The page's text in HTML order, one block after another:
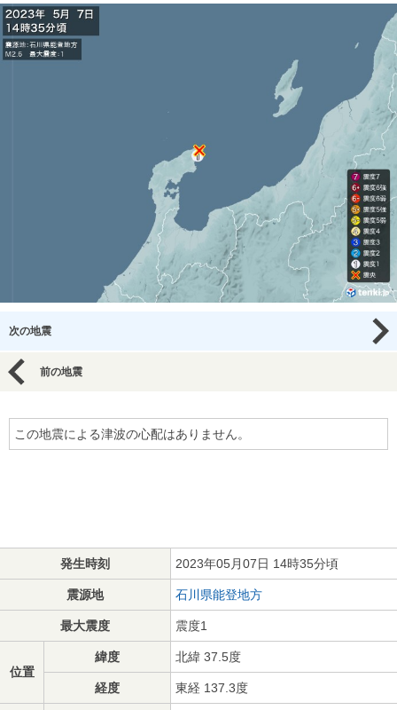
次の地震
前の地震
この地震による津波の心配はありません。
発生時刻 2023年05月07日 14時35分頃
震源地 石川県能登地方
最大震度 震度1
位置
緯度 北緯 37.5度
経度 東経 137.3度